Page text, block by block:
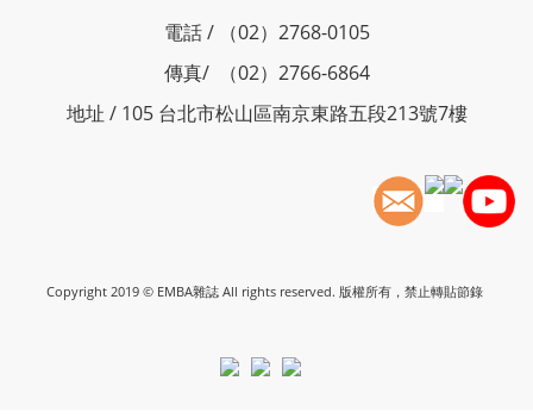
電話 / （02）2768-0105
傳真/ （02）2766-6864
地址 / 105 台北市松山區南京東路五段213號7樓
Copyright 2019 © EMBA雜誌 All rights reserved. 版權所有，禁止轉貼節錄